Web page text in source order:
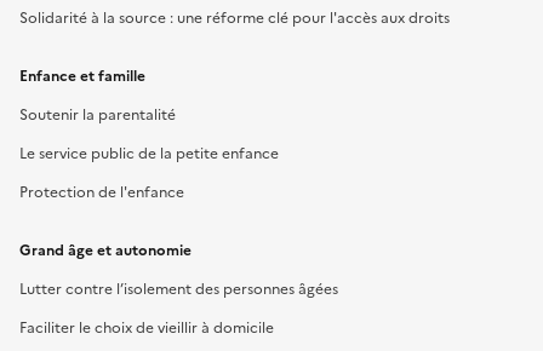
Solidarité à la source : une réforme clé pour l'accès aux droits
Enfance et famille
Soutenir la parentalité
Le service public de la petite enfance
Protection de l'enfance
Grand âge et autonomie
Lutter contre l’isolement des personnes âgées
Faciliter le choix de vieillir à domicile